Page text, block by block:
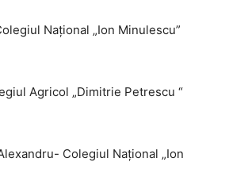
Național „Ion Minulescu”
Agricol „Dimitrie Petrescu “
Colegiul Național „Ion